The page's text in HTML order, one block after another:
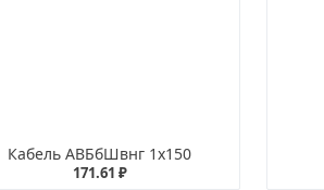
Кабель АВБбШвнг 1х150
171.61 ₽